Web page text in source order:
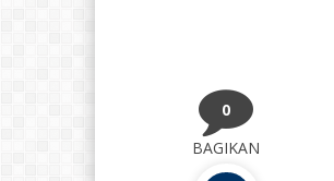
0
BAGIKAN